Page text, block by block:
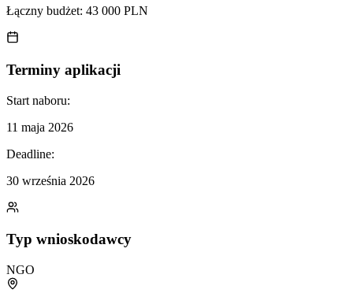
Łączny budżet: 43 000 PLN
Terminy aplikacji
Start naboru:
11 maja 2026
Deadline:
30 września 2026
Typ wnioskodawcy
NGO